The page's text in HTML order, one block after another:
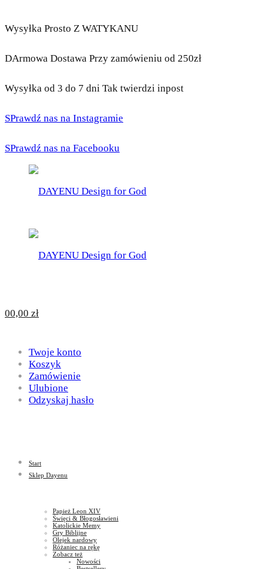
Wysyłka Prosto Z WATYKANU
DArmowa Dostawa Przy zamówieniu od 250zł
Wysyłka od 3 do 7 dni Tak twierdzi inpost
SPrawdź nas na Instagramie
SPrawdź nas na Facebooku
for
God
DAYENU
Design
God
00,00 zł
Twoje konto
Koszyk
Zamówienie
Ulubione
Odzyskaj hasło
Start
Sklep Dayenu
Papież Leon XIV
Święci & Błogosławieni
Katolickie Memy
Gry Biblijne
Olejek nardowy
Różaniec na rękę
Zobacz też
Nowości